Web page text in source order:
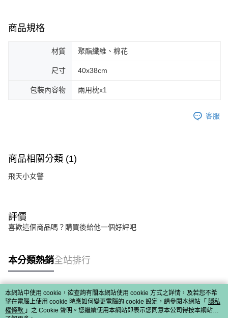
商品規格
材質 聚酯纖維、棉花
尺寸 40x38cm
包裝內容物 兩用枕x1
客服
商品相關分類 (1)
飛天小女警
評價
喜歡這個商品嗎？購買後給他一個好評吧
本分類熱銷全站排行
熱門標籤
本網站中使用 cookie，欲查詢有關本網站使用 cookie 方式之詳情，及若您不希
望在電腦上使用 cookie 時應如何變更電腦的 cookie 設定，請參閱本網站「 隱私
權條款 」之 Cookie 聲明。您繼續使用本網站即表示您同意本公司得按本網站使